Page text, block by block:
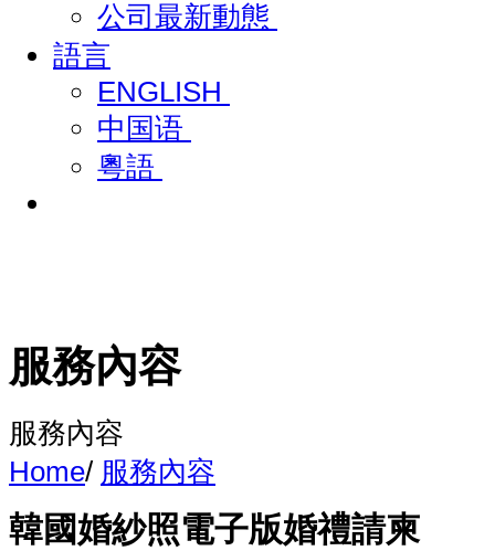
公司最新動態
語言
ENGLISH
中国语
粵語
服務內容
服務內容
Home/ 服務內容
韓國婚紗照電子版婚禮請柬